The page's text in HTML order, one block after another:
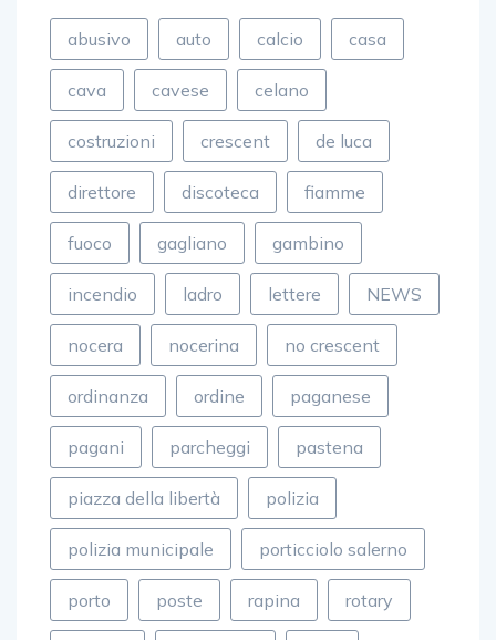
abusivo auto calcio casa
cava cavese celano
costruzioni crescent de luca
direttore discoteca fiamme
fuoco gagliano gambino
incendio ladro lettere NEWS
nocera nocerina no crescent
ordinanza ordine paganese
pagani parcheggi pastena
piazza della libertà polizia
polizia municipale porticciolo salerno
porto poste rapina rotary
salerno siniscalchi soldi